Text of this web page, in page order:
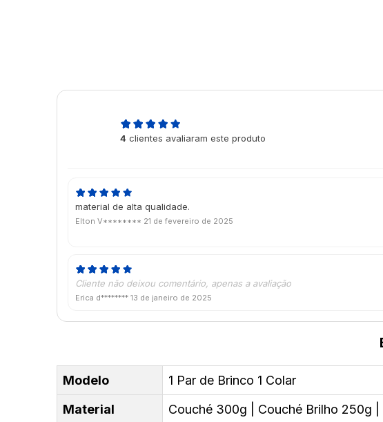
4 clientes avaliaram este produto
material de alta qualidade.
Elton V******** 21 de fevereiro de 2025
Cliente não deixou comentário, apenas a avaliação
Erica d******** 13 de janeiro de 2025
Modelo
1 Par de Brinco 1 Colar
Material
Couché 300g | Couché Brilho 250g